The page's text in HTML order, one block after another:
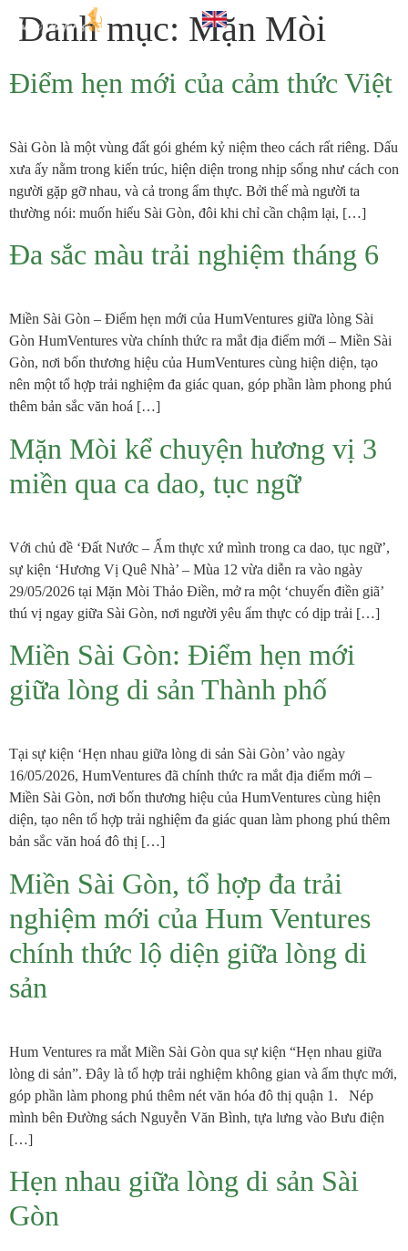
Danh mục: Mặn Mòi
Điểm hẹn mới của cảm thức Việt
Sài Gòn là một vùng đất gói ghém kỷ niệm theo cách rất riêng. Dấu
xưa ấy nằm trong kiến trúc, hiện diện trong nhịp sống như cách con
người gặp gỡ nhau, và cả trong ẩm thực. Bởi thế mà người ta
thường nói: muốn hiểu Sài Gòn, đôi khi chỉ cần chậm lại, […]
Đa sắc màu trải nghiệm tháng 6
Miền Sài Gòn – Điểm hẹn mới của HumVentures giữa lòng Sài
Gòn HumVentures vừa chính thức ra mắt địa điểm mới – Miền Sài
Gòn, nơi bốn thương hiệu của HumVentures cùng hiện diện, tạo
nên một tổ hợp trải nghiệm đa giác quan, góp phần làm phong phú
thêm bản sắc văn hoá […]
Mặn Mòi kể chuyện hương vị 3
miền qua ca dao, tục ngữ
Với chủ đề ‘Đất Nước – Ẩm thực xứ mình trong ca dao, tục ngữ’,
sự kiện ‘Hương Vị Quê Nhà’ – Mùa 12 vừa diễn ra vào ngày
29/05/2026 tại Mặn Mòi Thảo Điền, mở ra một ‘chuyến điền giã’
thú vị ngay giữa Sài Gòn, nơi người yêu ẩm thực có dịp trải […]
Miền Sài Gòn: Điểm hẹn mới
giữa lòng di sản Thành phố
Tại sự kiện ‘Hẹn nhau giữa lòng di sản Sài Gòn’ vào ngày
16/05/2026, HumVentures đã chính thức ra mắt địa điểm mới –
Miền Sài Gòn, nơi bốn thương hiệu của HumVentures cùng hiện
diện, tạo nên tổ hợp trải nghiệm đa giác quan làm phong phú thêm
bản sắc văn hoá đô thị […]
Miền Sài Gòn, tổ hợp đa trải
nghiệm mới của Hum Ventures
chính thức lộ diện giữa lòng di
sản
Hum Ventures ra mắt Miền Sài Gòn qua sự kiện “Hẹn nhau giữa
lòng di sản”. Đây là tổ hợp trải nghiệm không gian và ẩm thực mới,
góp phần làm phong phú thêm nét văn hóa đô thị quận 1. Nép
mình bên Đường sách Nguyễn Văn Bình, tựa lưng vào Bưu điện
[…]
Hẹn nhau giữa lòng di sản Sài
Gòn